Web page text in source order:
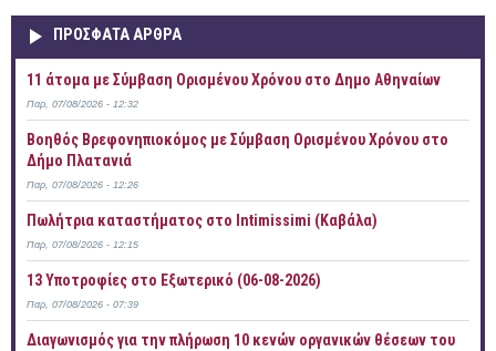
ΠΡOΣΦΑΤΑ AΡΘΡΑ
11 άτομα με Σύμβαση Ορισμένου Χρόνου στο Δημο Αθηναίων
Παρ, 07/08/2026 - 12:32
Βοηθός Βρεφονηπιοκόμος με Σύμβαση Ορισμένου Χρόνου στο
Δήμο Πλατανιά
Παρ, 07/08/2026 - 12:26
Πωλήτρια καταστήματος στο Intimissimi (Καβάλα)
Παρ, 07/08/2026 - 12:15
13 Υποτροφίες στο Εξωτερικό (06-08-2026)
Παρ, 07/08/2026 - 07:39
Διαγωνισμός για την πλήρωση 10 κενών οργανικών θέσεων του